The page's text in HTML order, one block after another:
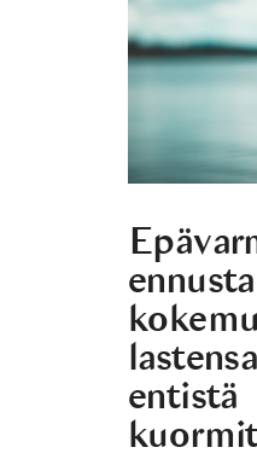
entistä